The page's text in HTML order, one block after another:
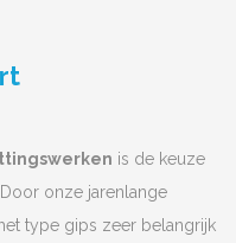
is de keuze
onze jarenlange
type gips zeer belangrijk